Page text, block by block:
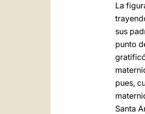
La
sus
punto
pues,
Santa